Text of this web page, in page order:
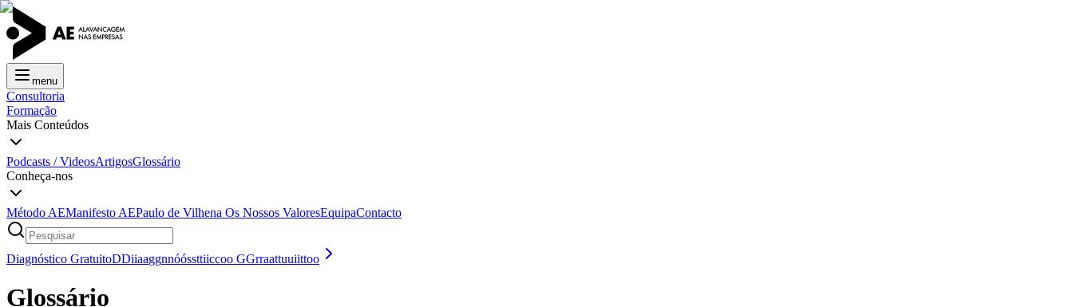
menu
Consultoria
Formação
Mais Conteúdos
Podcasts / VideosArtigosGlossário
Conheça-nos
Método AEManifesto AEPaulo de Vilhena Os Nossos ValoresEquipaContacto
Diagnóstico GratuitoDDiiaaggnnóóssttiiccoo GGrraattuuiittoo
Glossário